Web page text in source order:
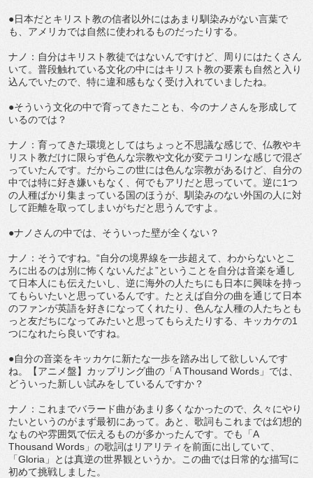
●日本だとキリスト教の信者以外にはあまり馴染みがない言葉で
も、アメリカでは自然に使われるものだったりする。
ナノ：自分はキリスト教徒ではないんですけど、周りにはたくさん
いて。普段触れている文化の中にはキリスト教の要素も自然と入り
込んでいたので、特に違和感もなく受け入れていましたね。
●そういう文化の中で育ってきたことも、今のナノさんを形成して
いるのでは？
ナノ：育ってきた環境としてはちょっと不思議な感じで、仏教やキ
リスト教だけに限らず色んな宗教や文化が変テコリンな感じで混ざ
っていたんです。だからこの世には色んな宗教があるけど、自分の
中では特に好き嫌いもなく、何でもアリだと思っていて。逆に1つ
の人種ばかり集まっている国のほうが、馴染みのない外国の人に対
して距離を取ってしまいがちだと思うんですよ。
●ナノさんの中では、そういった壁が全くない？
ナノ：そうですね。“自分の境界線を一歩超えて、わからないとこ
ろに出るのは別に怖くないんだよ”ということを自分は音楽を通し
て日本人にも伝えたいし、逆に海外の人たちにも日本に興味を持っ
てもらいたいと思っているんです。たとえば自分の曲を通じて日本
のファンが英語を好きになってくれたり、色んな人種の人たちとも
っと友だちになってみたいと思ってもらえたりする、キッカケの1
つになれたら良いですね。
●自分の音楽をキッカケに新たな一歩を踏み出して欲しいんです
ね。【アニメ盤】カップリング曲の「A Thousand Words」では、
どういった新しい試みをしているんですか？
ナノ：これまでバラード曲があまり多くなかったので、久々にやり
たいというのがまず最初にあって。あと、歌詞もこれまでは幻想的
なものや雰囲気で伝えるものが多かったんです。でも「A
Thousand Words」の歌詞はリアリティを前面に出していて、
「Gloria」とは真逆の世界観というか。この曲では日常的な描写に
初めて挑戦しました。